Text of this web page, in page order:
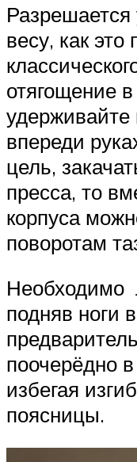
Разрешается
весу, как
отягощение
впереди
цель,
пресса, то
корпуса
поворотам
Необходимо
подняв ноги
поочерёдно
избегая
поясницы.